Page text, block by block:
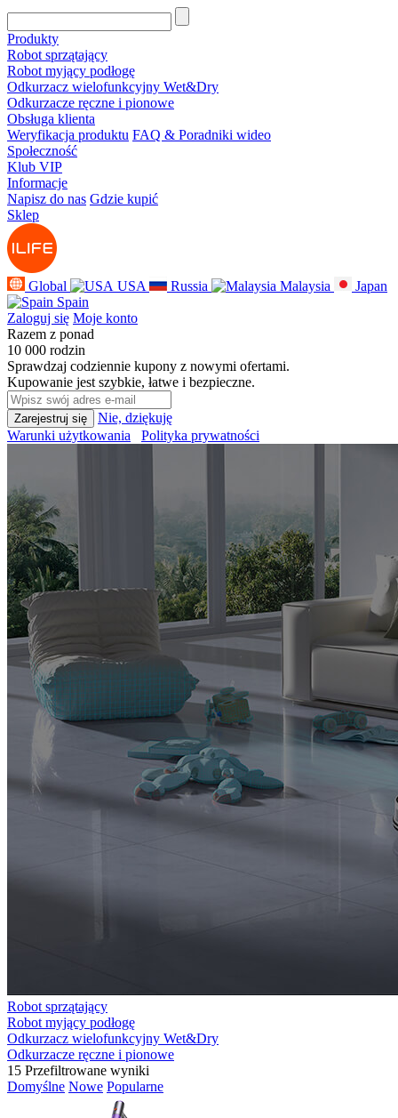
Produkty
Robot sprzątający
Robot myjący podłogę
Odkurzacz wielofunkcyjny Wet&Dry
Odkurzacze ręczne i pionowe
Obsługa klienta
Weryfikacja produktu FAQ & Poradniki wideo
Społeczność
Klub VIP
Informacje
Napisz do nas Gdzie kupić
Sklep
Global USA Russia Malaysia
Japan
Spain
Zaloguj się Moje konto
Razem z ponad
10 000 rodzin
Sprawdzaj codziennie kupony z nowymi ofertami.
Kupowanie jest szybkie, łatwe i bezpieczne.
Nie, dziękuję
Warunki użytkowania
Polityka prywatności
Robot sprzątający
Robot myjący podłogę
Odkurzacz wielofunkcyjny Wet&Dry
Odkurzacze ręczne i pionowe
15 Przefiltrowane wyniki
Domyślne Nowe Popularne